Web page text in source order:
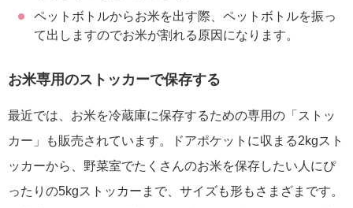
ペットボトルからお米を出す際、ペットボトルを振っ
て出しますのでお米が割れる原因になります。
お米専用のストッカーで保存する
最近では、お米を冷蔵庫に保存するための専用の「ストッ
カー」も販売されています。ドアポケットに収まる2kgスト
ッカーから、野菜室でたくさんのお米を保存したい人にぴ
ったりの5kgストッカーまで、サイズも形もさまざまです。